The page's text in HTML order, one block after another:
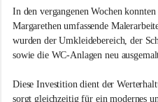
richtig. Langeweile gibt es
Wir sind von Kopf bis Fuß
dort an, wo andere erst
Wen wir suchen
i
w
i
l
l
g
e
In den vergangenen Wochen
Margarethen umfassende
wurden der Umkleidebereich, der
sowie die WC-Anlagen neu
Diese Investition dient der
sorgt gleichzeitig für ein modernes